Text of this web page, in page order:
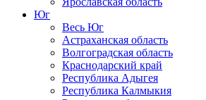
Юг
Весь Юг
Астраханская область
Волгоградская область
Краснодарский край
Республика Адыгея
Республика Калмыкия